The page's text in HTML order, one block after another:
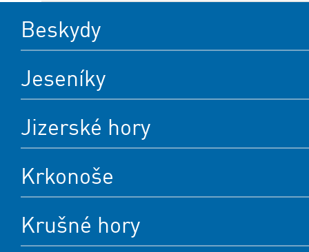
Beskydy
Jeseníky
Jizerské hory
Krkonoše
Krušné hory